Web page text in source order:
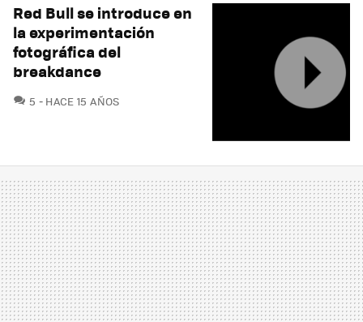
Red Bull se introduce en
la experimentación
fotográfica del
breakdance
5 COMENTARIOS
HACE 15 AÑOS